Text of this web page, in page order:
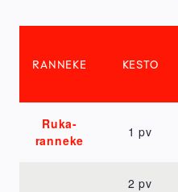
RANNEKE KESTO
Ruka-
ranneke
1 pv
2 pv